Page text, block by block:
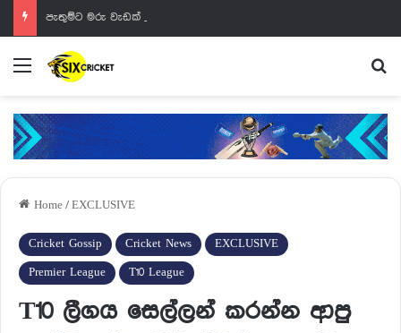
පැතුම්ට මරු වැඩක් වෙන්නයි යන්නේ
Menu
Home / EXCLUSIVE
Cricket Gossip Cricket News EXCLUSIVE
Premier League T10 League
T10 ලීගය සෙල්ලන් කරන්න ආපු